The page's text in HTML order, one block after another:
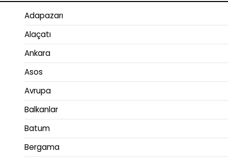
Adapazarı
Alaçatı
Ankara
Asos
Avrupa
Balkanlar
Batum
Bergama